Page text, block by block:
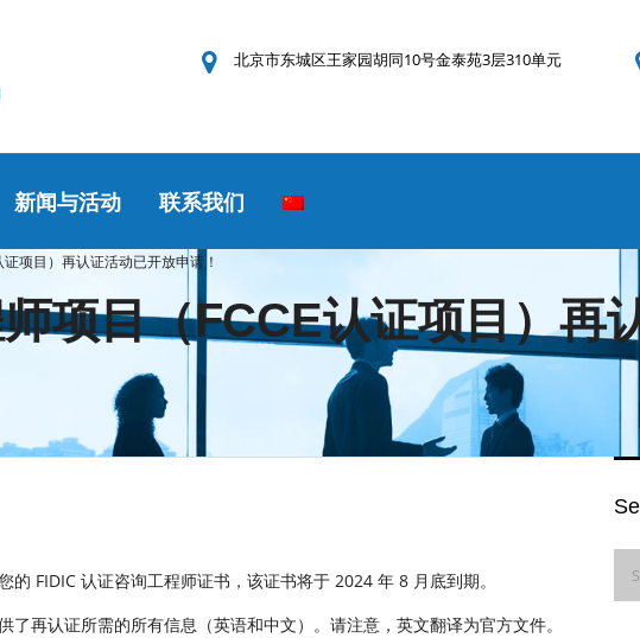
北京市东城区王家园胡同10号金泰苑3层310单元
新闻与活动 联系我们
项目）再认证活动已开放申请！
项目（FCCE认证项目）再
FIDIC 认证咨询工程师证书，该证书将于 2024 年 8 月底到期。
再认证所需的所有信息（英语和中文）。请注意，英文翻译为官方文件。